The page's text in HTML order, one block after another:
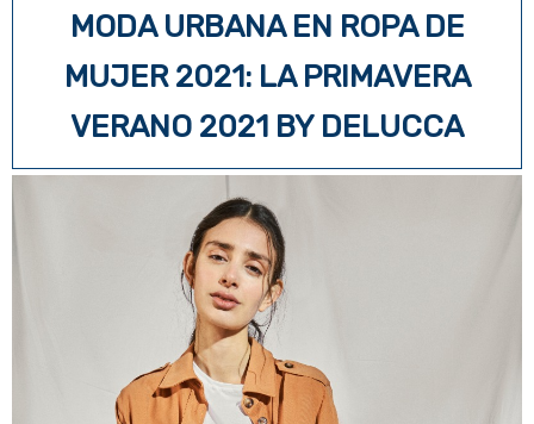
MODA URBANA EN ROPA DE
MUJER 2021: LA PRIMAVERA
VERANO 2021 BY DELUCCA